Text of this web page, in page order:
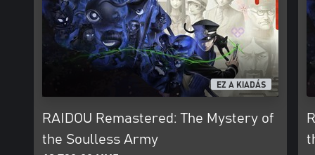
EZ A KIADÁS
RAIDOU Remastered: The Mystery of
the Soulless Army